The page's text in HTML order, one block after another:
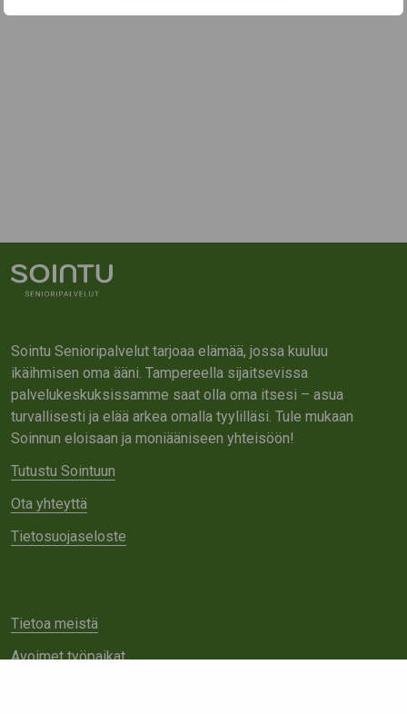
Sointu Senioripalvelut tarjoaa elämää, jossa kuuluu
ikäihmisen oma ääni. Tampereella sijaitsevissa
palvelukeskuksissamme saat olla oma itsesi – asua
turvallisesti ja elää arkea omalla tyylilläsi. Tule mukaan
Soinnun eloisaan ja moniääniseen yhteisöön!
Tutustu Sointuun
Ota yhteyttä
Tietosuojaseloste
Tietoa meistä
Avoimet työpaikat